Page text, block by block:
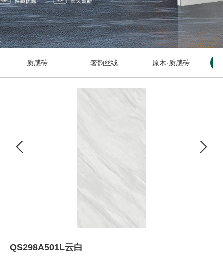
质感砖 奢韵丝绒 原木·质感砖
QS298A501L云白